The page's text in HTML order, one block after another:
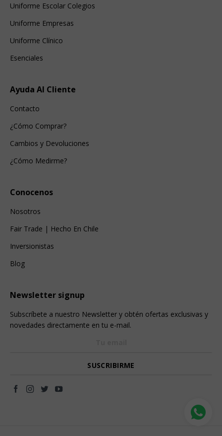
Uniforme Escolar Colegios
Uniforme Empresas
Uniforme Clínico
Esenciales
Ayuda Al Cliente
Contacto
¿Cómo Comprar?
Cambios y Devoluciones
¿Cómo Medirme?
Conocenos
Nosotros
Fair Trade | Hecho En Chile
Inversionistas
Blog
Newsletter signup
Subscríbete a nuestro Newsletter y obtén ofertas exclusivas y
novedades directamente en tu e-mail.